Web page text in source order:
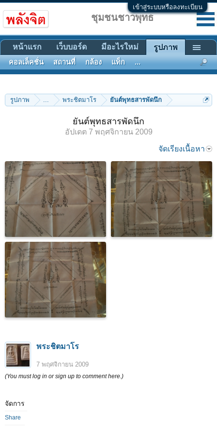
เข้าสู่ระบบหรือลงทะเบียน
รูปภาพ ... พระชิตมาโร ยันต์พุทธสารพัดนึก
ยันต์พุทธสารพัดนึก
อัปเดต 7 พฤศจิกายน 2009
จัดเรียงเนื้อหา
พระชิตมาโร
7 พฤศจิกายน 2009
(You must log in or sign up to comment here.)
จัดการ
Share
ชุมชนชาวพุทธ
หน้าแรก เว็บบอร์ด มีอะไรใหม่ รูปภาพ
คอลเล็คชั่น สถานที่ กล้อง แท็ก ...